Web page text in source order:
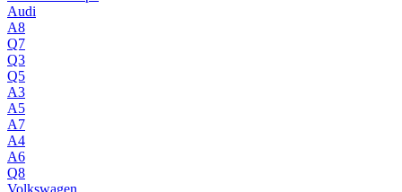
Audi
A8
Q7
Q3
Q5
A3
A5
A7
A4
A6
Q8
Volkswagen